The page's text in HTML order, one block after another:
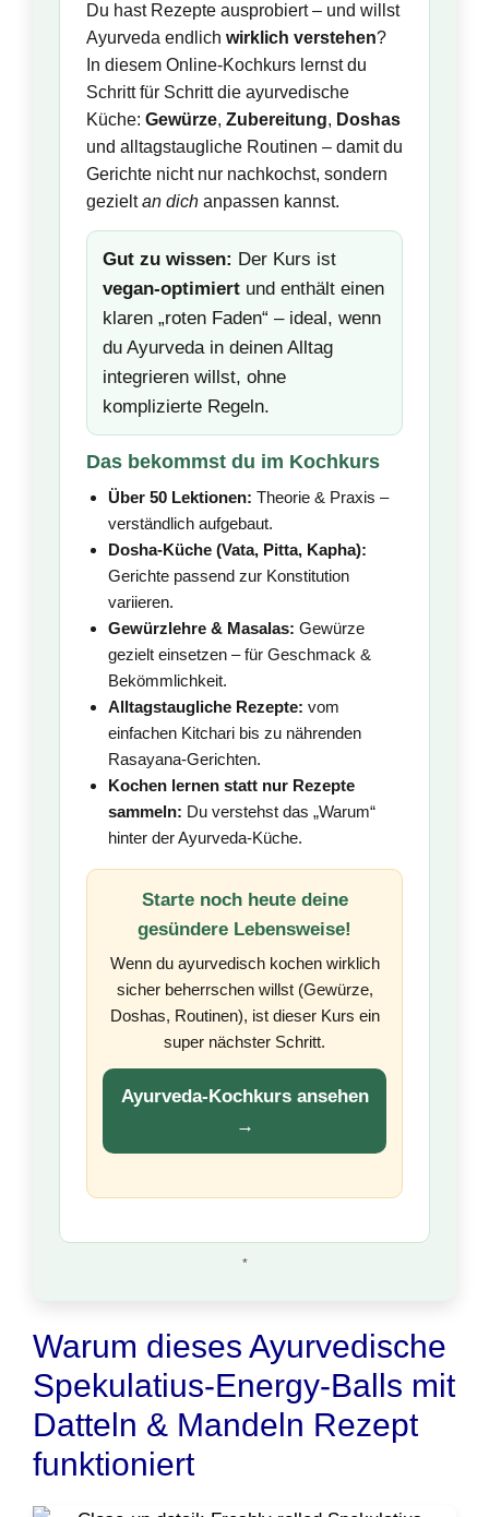
Du hast Rezepte ausprobiert – und willst
Ayurveda endlich wirklich verstehen?
In diesem Online-Kochkurs lernst du
Schritt für Schritt die ayurvedische
Küche: Gewürze, Zubereitung, Doshas
und alltagstaugliche Routinen – damit du
Gerichte nicht nur nachkochst, sondern
gezieltan dich anpassen kannst.
Gut zu wissen: Der Kurs ist
vegan-optimiert und enthält einen
klaren „roten Faden“ – ideal, wenn
du Ayurveda in deinen Alltag
integrieren willst, ohne
komplizierte Regeln.
Das bekommst du im Kochkurs
Über 50 Lektionen: Theorie & Praxis –
verständlich aufgebaut.
Dosha-Küche (Vata, Pitta, Kapha):
Gerichte passend zur Konstitution
variieren.
Gewürzlehre & Masalas: Gewürze
gezielt einsetzen – für Geschmack &
Bekömmlichkeit.
Alltagstaugliche Rezepte: vom
einfachen Kitchari bis zu nährenden
Rasayana-Gerichten.
Kochen lernen statt nur Rezepte
sammeln: Du verstehst das „Warum“
hinter der Ayurveda-Küche.
Starte noch heute deine
gesündere Lebensweise!
Wenn du ayurvedisch kochen wirklich
sicher beherrschen willst (Gewürze,
Doshas, Routinen), ist dieser Kurs ein
super nächster Schritt.
Ayurveda-Kochkurs ansehen
→
*
Warum dieses Ayurvedische
Spekulatius-Energy-Balls mit
Datteln & Mandeln Rezept
funktioniert